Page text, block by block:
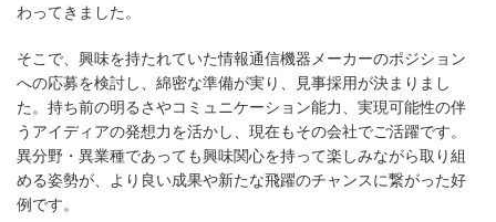
わってきました。
そこで、興味を持たれていた情報通信機器メーカーのポジション
への応募を検討し、綿密な準備が実り、見事採用が決まりまし
た。持ち前の明るさやコミュニケーション能力、実現可能性の伴
うアイディアの発想力を活かし、現在もその会社でご活躍です。
異分野・異業種であっても興味関心を持って楽しみながら取り組
める姿勢が、より良い成果や新たな飛躍のチャンスに繋がった好
例です。